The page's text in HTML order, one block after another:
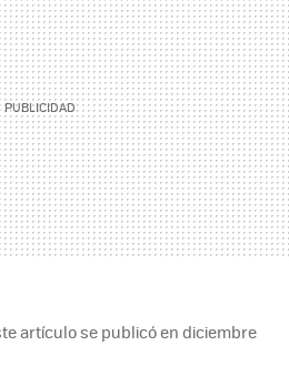
artículo se publicó en diciembre